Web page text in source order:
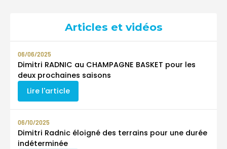
Articles et vidéos
06/06/2025
Dimitri RADNIC au CHAMPAGNE BASKET pour les
deux prochaines saisons
Lire l'article
06/10/2025
Dimitri Radnic éloigné des terrains pour une durée
indéterminée